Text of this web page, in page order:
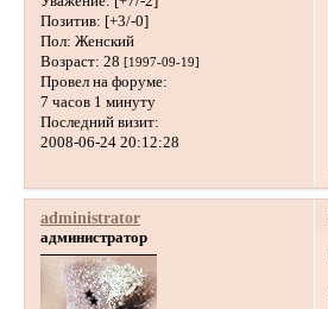
Позитив: [+3/-0]
Пол: Женский
Возраст: 28 [1997-09-19]
Провел на форуме:
7 часов 1 минуту
Последний визит:
2008-06-24 20:12:28
administrator
администратор